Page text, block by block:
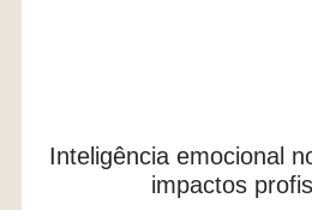
Inteligência emocional
impactos